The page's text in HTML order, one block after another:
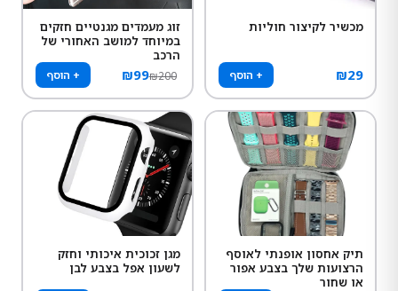
מכשיר לקיצור חוליות
₪29 + הוסף
זוג מעמדים מגנטיים חזקים
במיוחד למושב האחורי של
הרכב
₪99₪200 + הוסף
תיק אחסון אופנתי לאוסף
הרצועות שלך בצבע אפור
או שחור
מגן זכוכית איכותי וחזק
לשעון אפל בצבע לבן